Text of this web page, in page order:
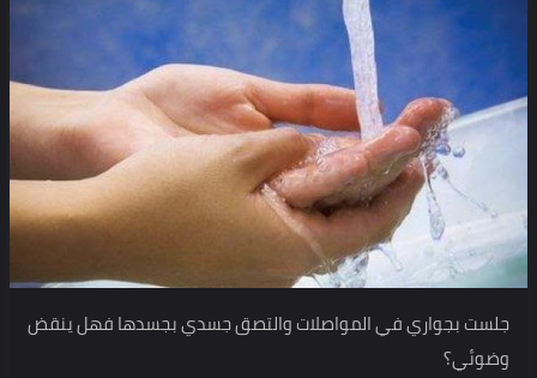
جلست بجواري في المواصلات والتصق جسدي بجسدها فهل ينقض
وضوئي؟